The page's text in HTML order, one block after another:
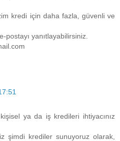
kredi için daha fazla, güvenli ve
postayı yanıtlayabilirsiniz.
ya da iş kredileri ihtiyacınız
şimdi krediler sunuyoruz olarak,